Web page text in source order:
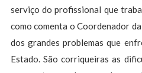
serviço do profissional que
como comenta o Coordenador da
dos grandes problemas que
Estado. São corriqueiras as